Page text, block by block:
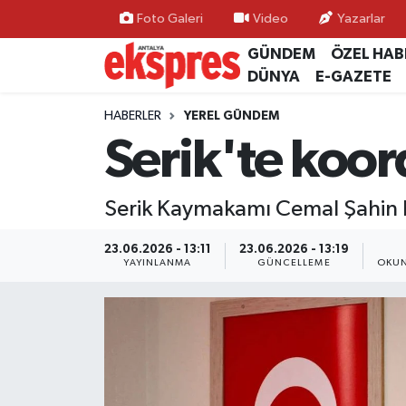
Foto Galeri Video Yazarlar
GÜNDEM ÖZEL
DÜNYA
E-GAZETE
HABERLER YEREL GÜNDEM
Serik'te
Serik Kaymakamı Cemal
23.06.2026 - 13:11
YAYINLANMA
23.06.2026 - 13:19
GÜNCELLEME
ÖZEL HABER
GÜNDEM
YEREL GÜNDEM
EKONOMİ
KÜLTÜR - SANAT
Nöbetçi Eczaneler
Hava Durumu
Trafik Durumu
Süper Lig Puan Durumu ve Fikstür
Tüm Manşetler
Son Dakika Haberleri